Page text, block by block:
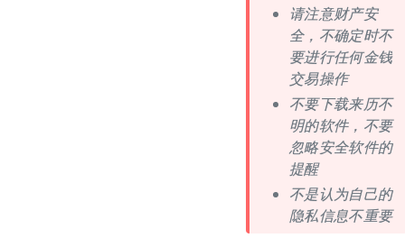
请注意财产安
全，不确定时不
要进行任何金钱
交易操作
不要下载来历不
明的软件，不要
忽略安全软件的
提醒
不是认为自己的
隐私信息不重要